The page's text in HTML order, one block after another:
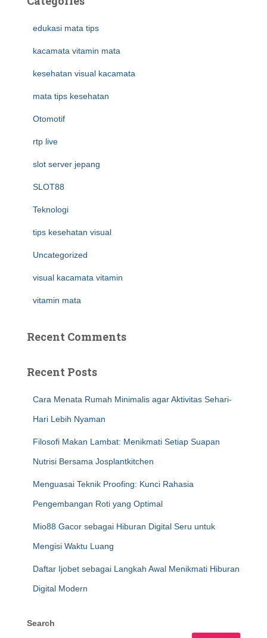
edukasi mata tips
kacamata vitamin mata
kesehatan visual kacamata
mata tips kesehatan
Otomotif
rtp live
slot server jepang
SLOT88
Teknologi
tips kesehatan visual
Uncategorized
visual kacamata vitamin
vitamin mata
Recent Comments
Recent Posts
Cara Menata Rumah Minimalis agar Aktivitas Sehari-
Hari Lebih Nyaman
Filosofi Makan Lambat: Menikmati Setiap Suapan
Nutrisi Bersama Josplantkitchen
Menguasai Teknik Proofing: Kunci Rahasia
Pengembangan Roti yang Optimal
Mio88 Gacor sebagai Hiburan Digital Seru untuk
Mengisi Waktu Luang
Daftar Ijobet sebagai Langkah Awal Menikmati Hiburan
Digital Modern
Search